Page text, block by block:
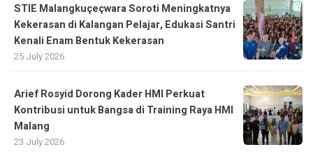
STIE Malangkuçeçwara Soroti Meningkatnya
Kekerasan di Kalangan Pelajar, Edukasi Santri
Kenali Enam Bentuk Kekerasan
25 July 2026
Arief Rosyid Dorong Kader HMI Perkuat
Kontribusi untuk Bangsa di Training Raya HMI
Malang
23 July 2026